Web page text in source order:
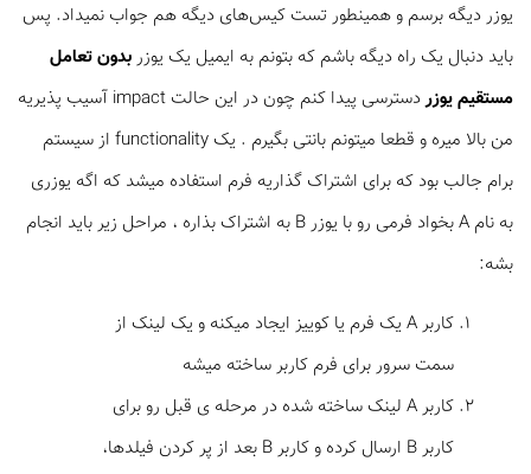
یوزر دیگه برسم و همینطور تست کیس‌های دیگه هم جواب نمیداد. پس
باید دنبال یک راه دیگه باشم که بتونم به ایمیل یک یوزربدون تعامل
مستقیم یوزر
دسترسی پیدا کنم چون در این حالت impact آسیب پذیریه
من بالا میره و قطعا میتونم بانتی بگیرم . یک functionality از سیستم
برام جالب بود که برای اشتراک گذاریه فرم استفاده میشد که اگه یوزری
به نام A بخواد فرمی رو با یوزر B به اشتراک بذاره ، مراحل زیر باید انجام
بشه:
کاربر A یک فرم یا کوییز ایجاد میکنه و یک لینک از
سمت سرور برای فرم کاربر ساخته میشه
کاربر A لینک ساخته شده در مرحله ی قبل رو برای
کاربر B ارسال کرده و کاربر B بعد از پر کردن فیلدها،